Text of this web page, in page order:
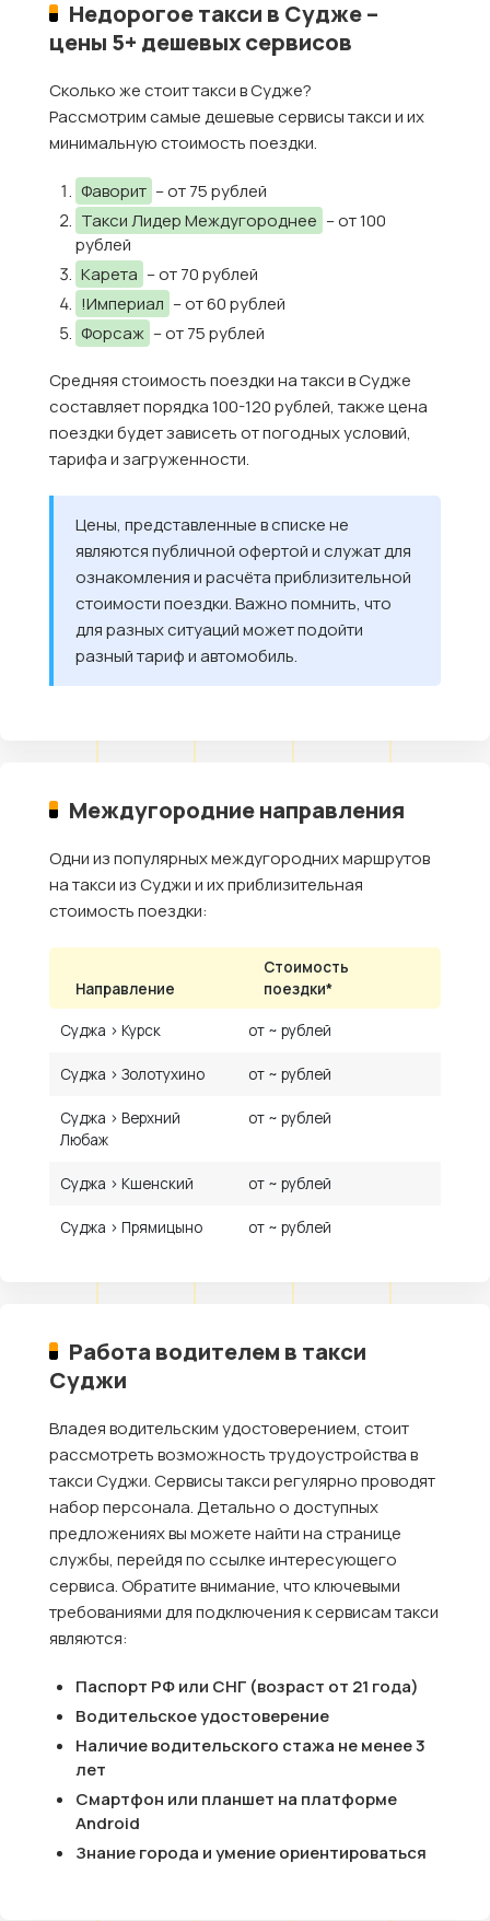
Недорогое такси в Судже –
цены 5+ дешевых сервисов
Сколько же стоит такси в Судже?
Рассмотрим самые дешевые сервисы такси и их
минимальную стоимость поездки.
Фаворит – от 75 рублей
Такси Лидер Междугороднее – от 100
рублей
Карета – от 70 рублей
!Империал – от 60 рублей
Форсаж – от 75 рублей
Средняя стоимость поездки на такси в Судже
составляет порядка 100-120 рублей, также цена
поездки будет зависеть от погодных условий,
тарифа и загруженности.
Цены, представленные в списке не
являются публичной офертой и служат для
ознакомления и расчёта приблизительной
стоимости поездки. Важно помнить, что
для разных ситуаций может подойти
разный тариф и автомобиль.
Междугородние направления
Одни из популярных междугородних маршрутов
на такси из Суджи и их приблизительная
стоимость поездки:
Направление
Стоимость
поездки*
Суджа › Курск от ~ рублей
Суджа › Золотухино от ~ рублей
Суджа › Верхний
Любаж
от ~ рублей
Суджа › Кшенский от ~ рублей
Суджа › Прямицыно от ~ рублей
Работа водителем в такси
Суджи
Владея водительским удостоверением, стоит
рассмотреть возможность трудоустройства в
такси Суджи. Сервисы такси регулярно проводят
набор персонала. Детально о доступных
предложениях вы можете найти на странице
службы, перейдя по ссылке интересующего
сервиса. Обратите внимание, что ключевыми
требованиями для подключения к сервисам такси
являются:
Паспорт РФ или СНГ (возраст от 21 года)
Водительское удостоверение
Наличие водительского стажа не менее 3
лет
Смартфон или планшет на платформе
Android
Знание города и умение ориентироваться